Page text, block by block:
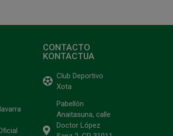
CONTACTO
KONTACTUA
Club Deportivo
Xota
Pabellón
Anaitasuna, calle
Doctor López